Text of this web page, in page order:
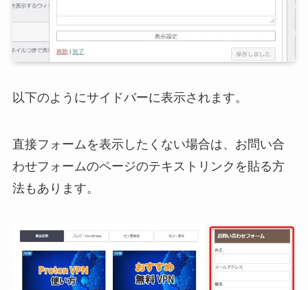
以下のようにサイドバーに表示されます。
直接フォームを表示したくない場合は、お問い合
わせフォームのページのテキストリンクを貼る方
法もあります。